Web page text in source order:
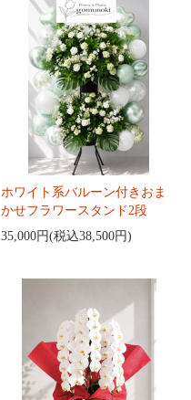
ホワイト系バルーン付きおま
かせフラワースタンド2段
35,000円(税込38,500円)